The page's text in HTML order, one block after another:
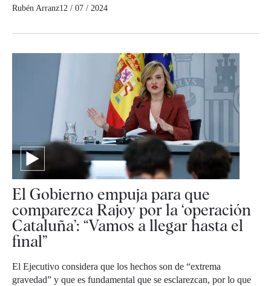
Rubén Arranz12 / 07 / 2024
El Gobierno empuja para que
comparezca Rajoy por la ‘operación
Cataluña’: “Vamos a llegar hasta el
final”
El Ejecutivo considera que los hechos son de “extrema
gravedad” y que es fundamental que se esclarezcan, por lo que